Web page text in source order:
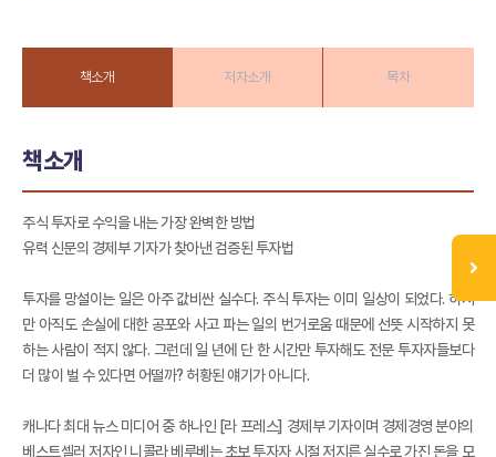
책소개 저자소개 목차
책소개
주식 투자로 수익을 내는 가장 완벽한 방법
유력 신문의 경제부 기자가 찾아낸 검증된 투자법
투자를 망설이는 일은 아주 값비싼 실수다. 주식 투자는 이미 일상이 되었다. 하지
만 아직도 손실에 대한 공포와 사고 파는 일의 번거로움 때문에 선뜻 시작하지 못
하는 사람이 적지 않다. 그런데 일 년에 단 한 시간만 투자해도 전문 투자자들보다
더 많이 벌 수 있다면 어떨까? 허황된 얘기가 아니다.
캐나다 최대 뉴스 미디어 중 하나인 [라 프레스] 경제부 기자이며 경제경영 분야의
베스트셀러 저자인 니콜라 베루베는 초보 투자자 시절 저지른 실수로 가진 돈을 모